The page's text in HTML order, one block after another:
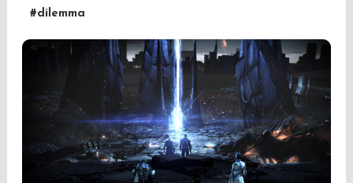
#dilemma